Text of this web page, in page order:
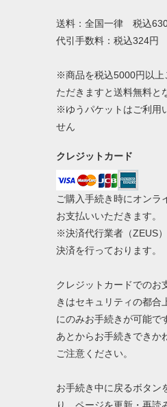
送料：全国一律 税込
代引手数料：税込324円
※商品を税込5000円以上
ただきますと送料無料と
※ゆうパケットはご利用
せん
クレジットカード
ご購入手続き時にオンラ
お支払いいただきます。
※決済代行業者（ZEUS
決済を行っております。
クレジットカードでのお
きはセキュリティの都合
にのみお手続きが可能で
あとからお手続きできか
ご注意ください。
お手続き中に戻るボタン
り、ページを更新・再読